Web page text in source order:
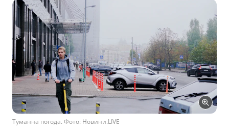
Туманна погода. Фото: Новини.LIVE